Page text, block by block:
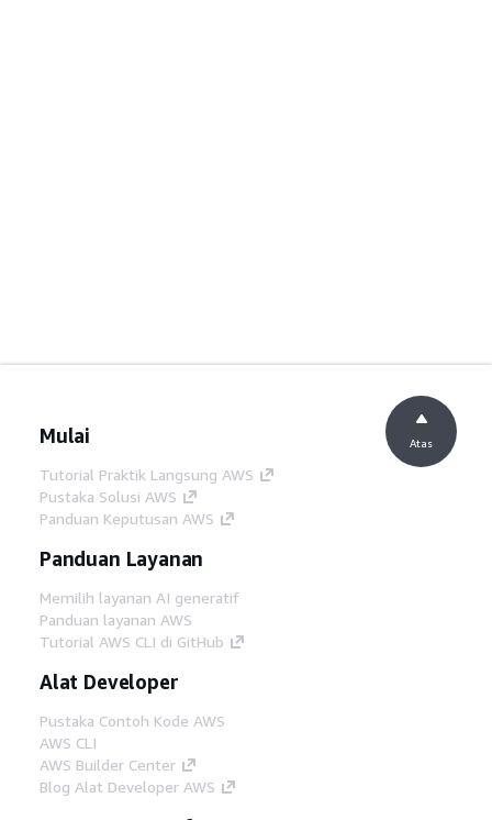
Mulai
Tutorial Praktik Langsung AWS
Pustaka Solusi AWS
Panduan Keputusan AWS
Panduan Layanan
Memilih layanan AI generatif
Panduan layanan AWS
Tutorial AWS CLI di GitHub
Alat Developer
Pustaka Contoh Kode AWS
AWS CLI
AWS Builder Center
Blog Alat Developer AWS
Atas